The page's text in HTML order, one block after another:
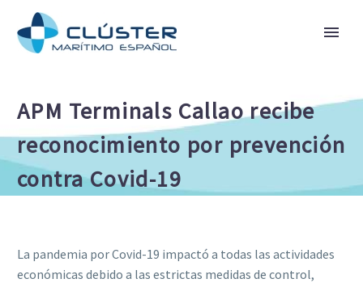
APM Terminals Callao recibe
reconocimiento por prevención
contra Covid-19
La pandemia por Covid-19 impactó a todas las actividades
económicas debido a las estrictas medidas de control,